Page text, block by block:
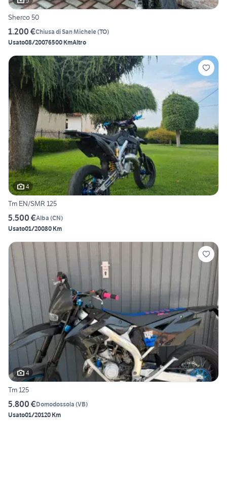
Sherco 50
1.200 €Chiusa di San Michele(TO)
Usato08/20076500 KmAltro
4
Tm EN/SMR 125
5.500 €Alba (CN)
Usato01/20080 Km
4
Tm 125
5.800 €Domodossola (VB)
Usato01/20120 Km